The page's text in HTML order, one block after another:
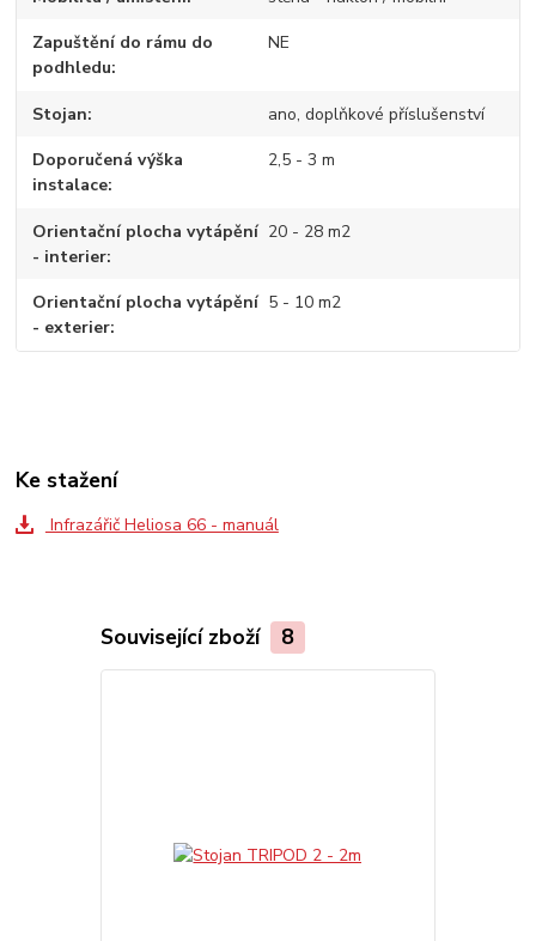
Zapuštění do rámu do
podhledu
NE
Stojan ano, doplňkové příslušenství
Doporučená výška
instalace
2,5 - 3 m
Orientační plocha vytápění
- interier
20 - 28 m2
Orientační plocha vytápění
- exterier
5 - 10 m2
Ke stažení
Infrazářič Heliosa 66 - manuál
Související zboží 8